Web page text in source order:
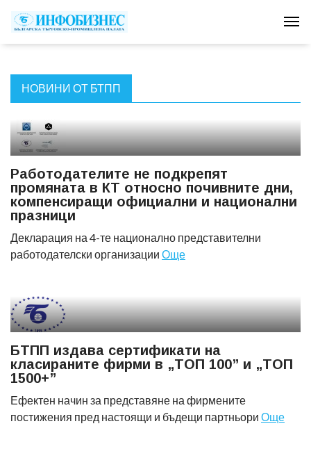
НОВИНИ ОТ БТПП
Работодателите не подкрепят
промяната в КТ относно почивните дни,
компенсиращи официални и национални
празници
Декларация на 4-те национално представителни
работодателски организации Още
БТПП издава сертификати на
класираните фирми в „ТОП 100” и „ТОП
1500+”
Ефектен начин за представяне на фирмените
постижения пред настоящи и бъдещи партньори Още